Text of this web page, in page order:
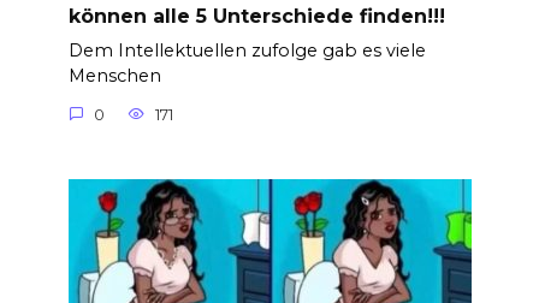
können alle 5 Unterschiede finden!!!
Dem Intellektuellen zufolge gab es viele
Menschen
0 171